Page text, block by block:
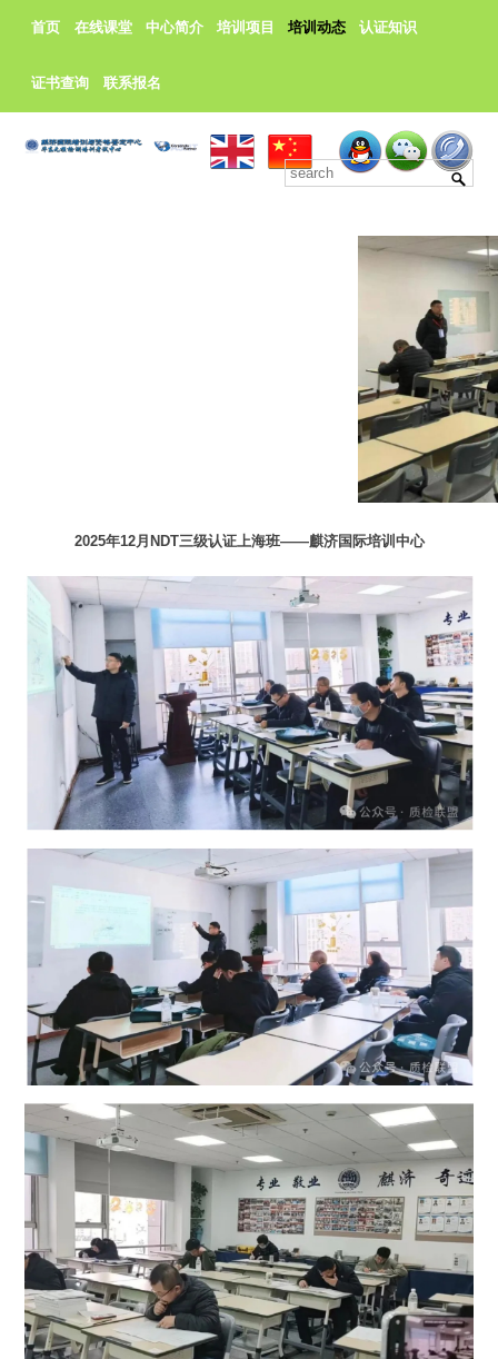
首页 在线课堂 中心简介 培训项目 培训动态 认证知识
证书查询 联系报名
2025年12月NDT三级认证上海班——麒济国际培训中心